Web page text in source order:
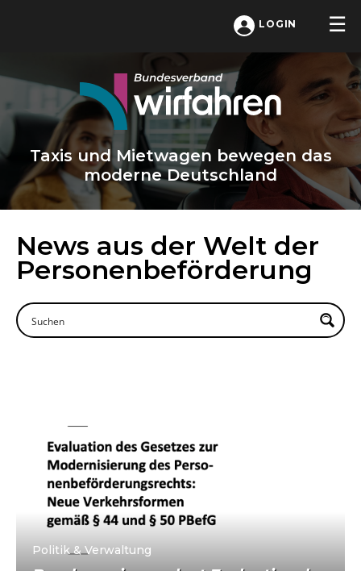
LOGIN
Taxis und Mietwagen bewegen das
moderne Deutschland
News aus der Welt der
Personenbeförderung
Politik & Verwaltung